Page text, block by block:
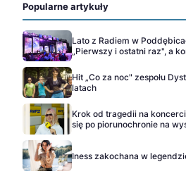
Popularne artykuły
Lato z Radiem w
„Pierwszy i ostatni raz", a
Hit „Co za noc" zespołu
latach
Krok od tragedii na
się po piorunochronie na
Iness zakochana w